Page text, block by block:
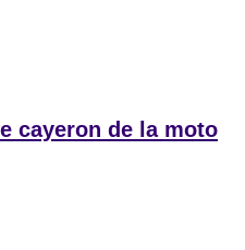
cayeron de la moto